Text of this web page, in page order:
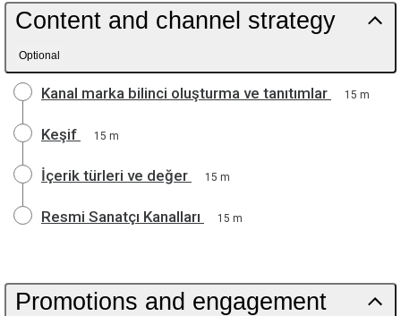
Content and channel strategy
Optional
Kanal marka bilinci oluşturma ve tanıtımlar 15 m
Keşif 15 m
İçerik türleri ve değer 15 m
Resmi Sanatçı Kanalları 15 m
Promotions and engagement